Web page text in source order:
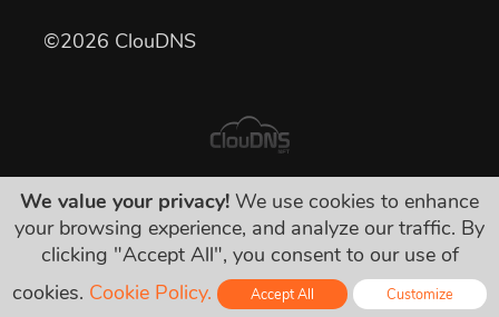
©2026 ClouDNS
表示されている値段が全部最終的で、必要な
税金を含んでいます。隠された料金などは一
切有りません！
We value your privacy! We use cookies to enhance
your browsing experience, and analyze our traffic. By
clicking "Accept All", you consent to our use of
cookies. Cookie Policy. Accept All Customize